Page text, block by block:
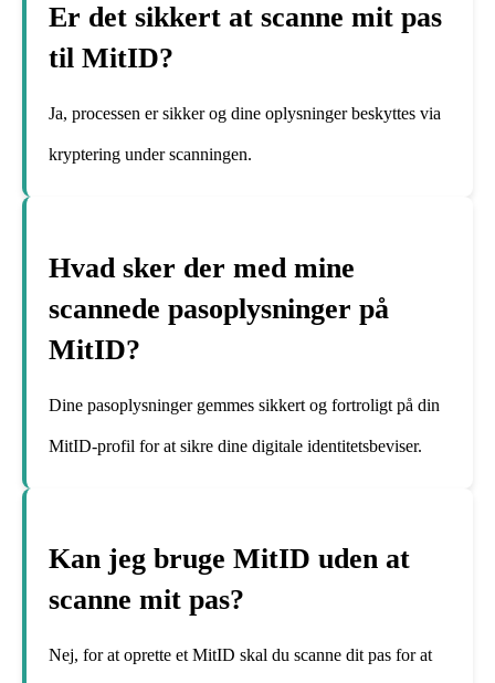
Er det sikkert at scanne mit pas
til MitID?
Ja, processen er sikker og dine oplysninger beskyttes via
kryptering under scanningen.
Hvad sker der med mine
scannede pasoplysninger på
MitID?
Dine pasoplysninger gemmes sikkert og fortroligt på din
MitID-profil for at sikre dine digitale identitetsbeviser.
Kan jeg bruge MitID uden at
scanne mit pas?
Nej, for at oprette et MitID skal du scanne dit pas for at